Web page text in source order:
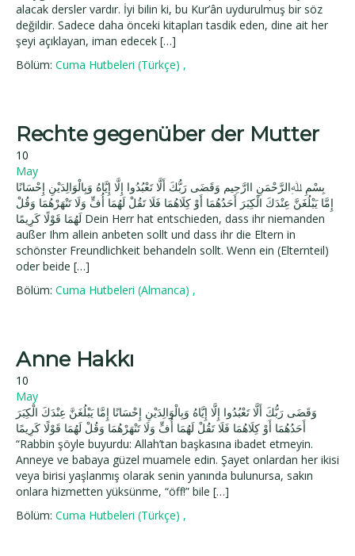
alacak dersler vardır. İyi bilin ki, bu Kur’ân uydurulmuş bir söz
değildir. Sadece daha önceki kitapları tasdik eden, dine ait her
şeyi açıklayan, iman edecek […]
Bölüm: Cuma Hutbeleri (Türkçe) ,
Rechte gegenüber der Mutter
10
May
بِسْمِ ﷲِالرَّحْمَنِ اارَّحِيم وَقَضَى رَبُّكَ أَلَّا تَعْبُدُوا إِلَّا إِيَّاهُ وَبِالْوَالِدَيْنِ إِحْسَانًا
إِمَّا يَبْلُغَنَّ عِنْدَكَ الْكِبَرَ أَحَدُهُمَا أَوْ كِلَاهُمَا فَلَا تَقُلْ لَهُمَا أُفٍّ وَلَا تَنْهَرْهُمَا وَقُلْ
لَهُمَا قَوْلًا كَرِيمًا Dein Herr hat entschieden, dass ihr niemanden
außer Ihm allein anbeten sollt und dass ihr die Eltern in
schönster Freundlichkeit behandeln sollt. Wenn ein (Elternteil)
oder beide […]
Bölüm: Cuma Hutbeleri (Almanca) ,
Anne Hakkı
10
May
وَقَضَى رَبُّكَ أَلَّا تَعْبُدُوا إِلَّا إِيَّاهُ وَبِالْوَالِدَيْنِ إِحْسَانًا إِمَّا يَبْلُغَنَّ عِنْدَكَ الْكِبَرَ
أَحَدُهُمَا أَوْ كِلَاهُمَا فَلَا تَقُلْ لَهُمَا أُفٍّ وَلَا تَنْهَرْهُمَا وَقُلْ لَهُمَا قَوْلًا كَرِيمًا
“Rabbin şöyle buyurdu: Allah’tan başkasına ibadet etmeyin.
Anneye ve babaya güzel muamele edin. Şayet onlardan her ikisi
veya birisi yaşlanmış olarak senin yanında bulunursa, sakın
onlara hizmetten yüksünme, “öff!” bile […]
Bölüm: Cuma Hutbeleri (Türkçe) ,